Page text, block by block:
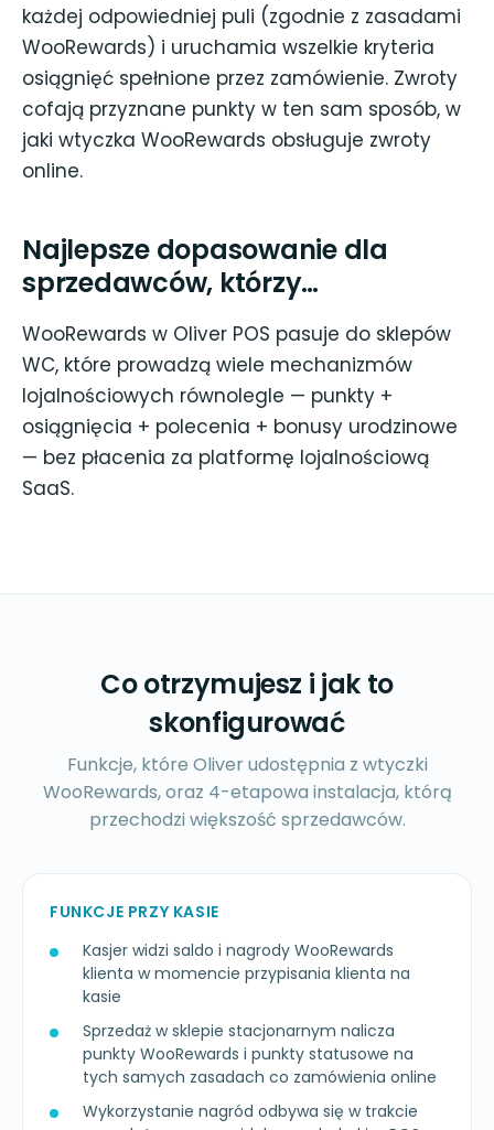
każdej odpowiedniej puli (zgodnie z zasadami
WooRewards) i uruchamia wszelkie kryteria
osiągnięć spełnione przez zamówienie. Zwroty
cofają przyznane punkty w ten sam sposób, w
jaki wtyczka WooRewards obsługuje zwroty
online.
Najlepsze dopasowanie dla
sprzedawców, którzy…
WooRewards w Oliver POS pasuje do sklepów
WC, które prowadzą wiele mechanizmów
lojalnościowych równolegle — punkty +
osiągnięcia + polecenia + bonusy urodzinowe
— bez płacenia za platformę lojalnościową
SaaS.
Co otrzymujesz i jak to
skonfigurować
Funkcje, które Oliver udostępnia z wtyczki
WooRewards, oraz 4-etapowa instalacja, którą
przechodzi większość sprzedawców.
FUNKCJE PRZY KASIE
Kasjer widzi saldo i nagrody WooRewards
klienta w momencie przypisania klienta na
kasie
Sprzedaż w sklepie stacjonarnym nalicza
punkty WooRewards i punkty statusowe na
tych samych zasadach co zamówienia online
Wykorzystanie nagród odbywa się w trakcie